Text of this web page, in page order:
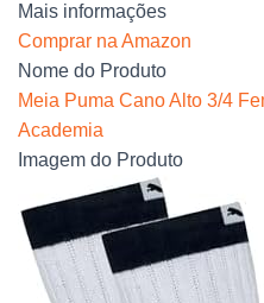
Mais informações
Comprar na Amazon
Nome do Produto
Meia Puma Cano Alto 3/4
Academia
Imagem do Produto